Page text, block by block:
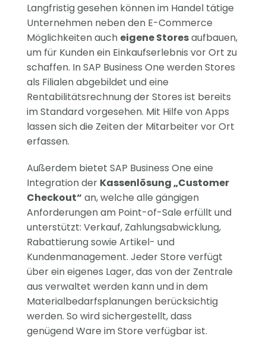
Langfristig gesehen können im Handel tätige
Unternehmen neben den E-Commerce
Möglichkeiten auch eigene Storesaufbauen,
um für Kunden ein Einkaufserlebnis vor Ort zu
schaffen. In SAP Business One werden Stores
als Filialen abgebildet und eine
Rentabilitätsrechnung der Stores ist bereits
im Standard vorgesehen. Mit Hilfe von Apps
lassen sich die Zeiten der Mitarbeiter vor Ort
erfassen.
Außerdem bietet SAP Business One eine
Integration der Kassenlösung „Customer
Checkout“ an, welche alle gängigen
Anforderungen am Point-of-Sale erfüllt und
unterstützt: Verkauf, Zahlungsabwicklung,
Rabattierung sowie Artikel- und
Kundenmanagement. Jeder Store verfügt
über ein eigenes Lager, das von der Zentrale
aus verwaltet werden kann und in dem
Materialbedarfsplanungen berücksichtig
werden. So wird sichergestellt, dass
genügend Ware im Store verfügbar ist.